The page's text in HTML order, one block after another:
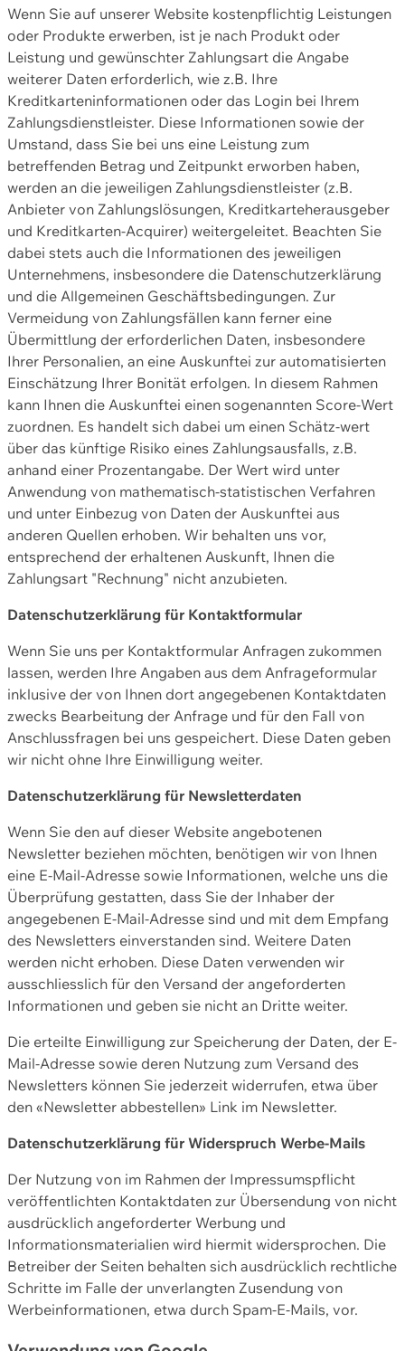
Wenn Sie auf unserer Website kostenpflichtig Leistungen
oder Produkte erwerben, ist je nach Produkt oder
Leistung und gewünschter Zahlungsart die Angabe
weiterer Daten erforderlich, wie z.B. Ihre
Kreditkarteninformationen oder das Login bei Ihrem
Zahlungsdienstleister. Diese Informationen sowie der
Umstand, dass Sie bei uns eine Leistung zum
betreffenden Betrag und Zeitpunkt erworben haben,
werden an die jeweiligen Zahlungsdienstleister (z.B.
Anbieter von Zahlungslösungen, Kreditkarteherausgeber
und Kreditkarten-Acquirer) weitergeleitet. Beachten Sie
dabei stets auch die Informationen des jeweiligen
Unternehmens, insbesondere die Datenschutzerklärung
und die Allgemeinen Geschäftsbedingungen. Zur
Vermeidung von Zahlungsfällen kann ferner eine
Übermittlung der erforderlichen Daten, insbesondere
Ihrer Personalien, an eine Auskunftei zur automatisierten
Einschätzung Ihrer Bonität erfolgen. In diesem Rahmen
kann Ihnen die Auskunftei einen sogenannten Score-Wert
zuordnen. Es handelt sich dabei um einen Schätz-wert
über das künftige Risiko eines Zahlungsausfalls, z.B.
anhand einer Prozentangabe. Der Wert wird unter
Anwendung von mathematisch-statistischen Verfahren
und unter Einbezug von Daten der Auskunftei aus
anderen Quellen erhoben. Wir behalten uns vor,
entsprechend der erhaltenen Auskunft, Ihnen die
Zahlungsart "Rechnung" nicht anzubieten.
Datenschutzerklärung für Kontaktformular
Wenn Sie uns per Kontaktformular Anfragen zukommen
lassen, werden Ihre Angaben aus dem Anfrageformular
inklusive der von Ihnen dort angegebenen Kontaktdaten
zwecks Bearbeitung der Anfrage und für den Fall von
Anschlussfragen bei uns gespeichert. Diese Daten geben
wir nicht ohne Ihre Einwilligung weiter.
Datenschutzerklärung für Newsletterdaten
Wenn Sie den auf dieser Website angebotenen
Newsletter beziehen möchten, benötigen wir von Ihnen
eine E-Mail-Adresse sowie Informationen, welche uns die
Überprüfung gestatten, dass Sie der Inhaber der
angegebenen E-Mail-Adresse sind und mit dem Empfang
des Newsletters einverstanden sind. Weitere Daten
werden nicht erhoben. Diese Daten verwenden wir
ausschliesslich für den Versand der angeforderten
Informationen und geben sie nicht an Dritte weiter.
Die erteilte Einwilligung zur Speicherung der Daten, der E-
Mail-Adresse sowie deren Nutzung zum Versand des
Newsletters können Sie jederzeit widerrufen, etwa über
den «Newsletter abbestellen» Link im Newsletter.
Datenschutzerklärung für Widerspruch Werbe-Mails
Der Nutzung von im Rahmen der Impressumspflicht
veröffentlichten Kontaktdaten zur Übersendung von nicht
ausdrücklich angeforderter Werbung und
Informationsmaterialien wird hiermit widersprochen. Die
Betreiber der Seiten behalten sich ausdrücklich rechtliche
Schritte im Falle der unverlangten Zusendung von
Werbeinformationen, etwa durch Spam-E-Mails, vor.